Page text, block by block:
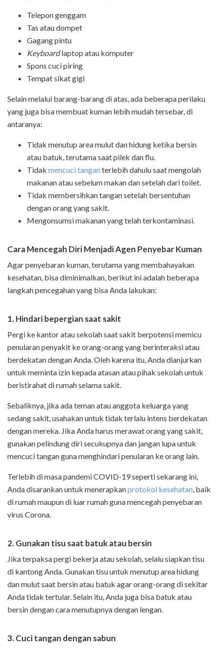
Telepon genggam
Tas atau dompet
Gagang pintu
Keyboardlaptop atau komputer
Spons cuci piring
Tempat sikat gigi
Selain melalui barang-barang di atas, ada beberapa perilaku
yang juga bisa membuat kuman lebih mudah tersebar, di
antaranya:
Tidak menutup area mulut dan hidung ketika bersin
atau batuk, terutama saat pilek dan flu.
Tidak mencuci tanganterlebih dahulu saat mengolah
makanan atau sebelum makan dan setelah dari toilet.
Tidak membersihkan tangan setelah bersentuhan
dengan orang yang sakit.
Mengonsumsi makanan yang telah terkontaminasi.
Cara Mencegah Diri Menjadi Agen Penyebar Kuman
Agar penyebaran kuman, terutama yang membahayakan
kesehatan, bisa diminimalkan, berikut ini adalah beberapa
langkah pencegahan yang bisa Anda lakukan:
1. Hindari bepergian saat sakit
Pergi ke kantor atau sekolah saat sakit berpotensi memicu
penularan penyakit ke orang-orang yang berinteraksi atau
berdekatan dengan Anda. Oleh karena itu, Anda dianjurkan
untuk meminta izin kepada atasan atau pihak sekolah untuk
beristirahat di rumah selama sakit.
Sebaliknya, jika ada teman atau anggota keluarga yang
sedang sakit, usahakan untuk tidak terlalu intens berdekatan
dengan mereka. Jika Anda harus merawat orang yang sakit,
gunakan pelindung diri secukupnya dan jangan lupa untuk
mencuci tangan guna menghindari penularan ke orang lain.
Terlebih di masa pandemi COVID-19 seperti sekarang ini,
Anda disarankan untuk menerapkanprotokol kesehatan, baik
di rumah maupun di luar rumah guna mencegah penyebaran
virus Corona.
2. Gunakan tisu saat batuk atau bersin
Jika terpaksa pergi bekerja atau sekolah, selalu siapkan tisu
di kantong Anda. Gunakan tisu untuk menutup area hidung
dan mulut saat bersin atau batuk agar orang-orang di sekitar
Anda tidak tertular. Selain itu, Anda juga bisa batuk atau
bersin dengan cara menutupnya dengan lengan.
3. Cuci tangan dengan sabun